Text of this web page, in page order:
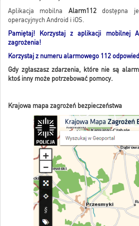
Aplikacja mobilna Alarm112dostępna
operacyjnych Android i iOS.
Pamiętaj! Korzystaj z aplikacji mobilnej
zagrożenia!
Korzystaj z numeru alarmowego 112
Gdy zgłaszasz zdarzenia, które nie są
ktoś inny może potrzebować pomocy.
Krajowa mapa zagrożeń bezpieczeństwa